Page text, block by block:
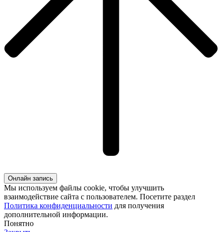
Онлайн запись
Мы используем файлы cookie, чтобы улучшить
взаимодействие сайта с пользователем. Посетите раздел
Политика конфиденциальности для получения
дополнительной информации.
Понятно